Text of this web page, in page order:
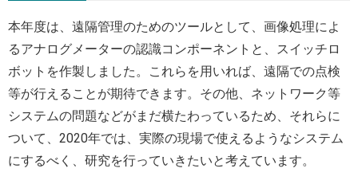
本年度は、遠隔管理のためのツールとして、画像処理によ
るアナログメーターの認識コンポーネントと、スイッチロ
ボットを作製しました。これらを用いれば、遠隔での点検
等が行えることが期待できます。その他、ネットワーク等
システムの問題などがまだ横たわっているため、それらに
ついて、2020年では、実際の現場で使えるようなシステム
にするべく、研究を行っていきたいと考えています。